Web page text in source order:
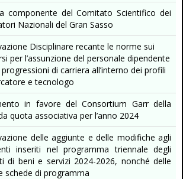
componente del Comitato Scientifico dei
Nazionali del Gran Sasso
Disciplinare recante le norme sui
per l’assunzione del personale dipendente
di carriera all’interno dei profili
e tecnologo
in favore del Consortium Garr della
quota associativa per l’anno 2024
delle aggiunte e delle modifiche agli
inseriti nel programma triennale degli
di beni e servizi 2024-2026, nonché delle
schede di programma